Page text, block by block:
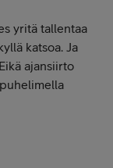
yritä tallentaa
katsoa. Ja
ajansiirto